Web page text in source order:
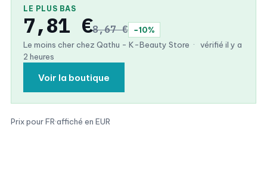
LE PLUS BAS
7,81 €8,67 €
−10%
Le moins cher chez Qathu - K-Beauty Store ·
vérifié il y a
2 heures
Voir la boutique
Prix pour FR·affiché en EUR